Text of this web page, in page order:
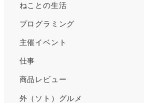
ねことの生活
プログラミング
主催イベント
仕事
商品レビュー
外（ソト）グルメ